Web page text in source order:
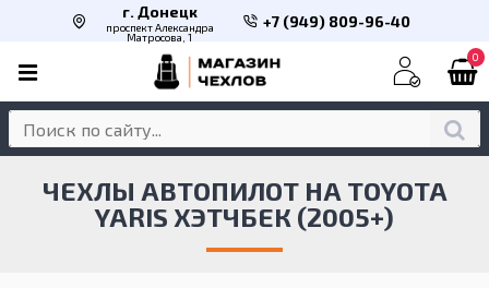
г. Донецк
проспект Александра
Матросова, 1
+7 (949) 809-96-40
0
ЧЕХЛЫ АВТОПИЛОТ НА TOYOTA
YARIS ХЭТЧБЕК (2005+)